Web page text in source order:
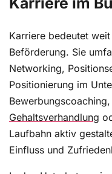
Karriere bedeutet
Beförderung. Sie
Networking,
Positionierung im
Gehaltsverhandlung
Laufbahn aktiv
Einfluss und